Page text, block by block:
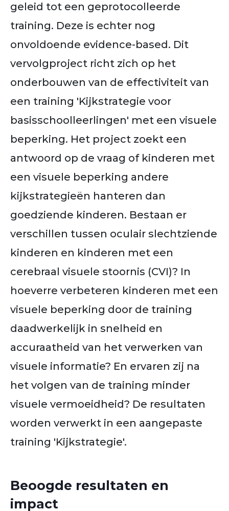
geleid tot een geprotocolleerde
training. Deze is echter nog
onvoldoende evidence-based. Dit
vervolgproject richt zich op het
onderbouwen van de effectiviteit van
een training 'Kijkstrategie voor
basisschoolleerlingen' met een visuele
beperking. Het project zoekt een
antwoord op de vraag of kinderen met
een visuele beperking andere
kijkstrategieën hanteren dan
goedziende kinderen. Bestaan er
verschillen tussen oculair slechtziende
kinderen en kinderen met een
cerebraal visuele stoornis (CVI)? In
hoeverre verbeteren kinderen met een
visuele beperking door de training
daadwerkelijk in snelheid en
accuraatheid van het verwerken van
visuele informatie? En ervaren zij na
het volgen van de training minder
visuele vermoeidheid? De resultaten
worden verwerkt in een aangepaste
training 'Kijkstrategie'.
Beoogde resultaten en
impact